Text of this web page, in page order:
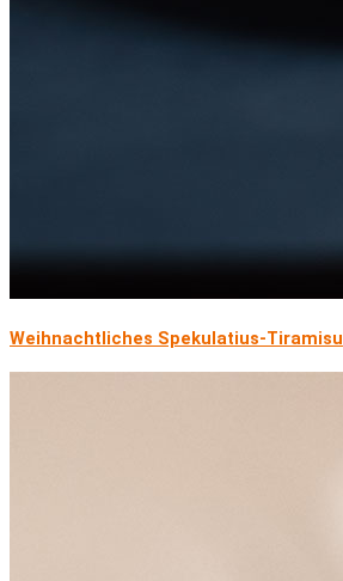
Weihnachtliches Spekulatius-Tiramisu